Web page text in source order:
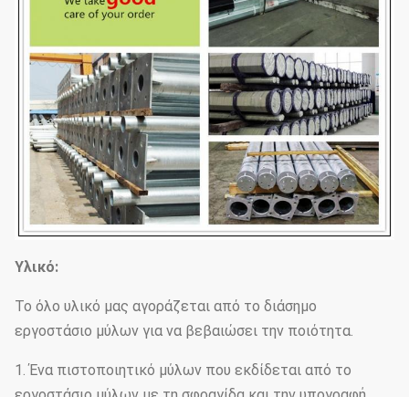
παραγωγής
(διαμήκες)
→DimensionCuttingj Rew ελέγχει ότι
→Flange το →Calibration →
διάτρυσης συγκόλλησης
→HoleDeburr το →Galvanization ή κονιοποιεί το
επίστρωμα, χρωματίζοντας τα→Packages
→Recalibration →Thread
Συσκευασίες
Οι πόλοι μας ως κανονική κάλυψη από το δέμα χαλιών ή
αχύρου στην κορυφή και το κατώτατο σημείο, εν πάση
περιπτώσει μπορούν επίσης ακολουθώντας από τον πελάτη
που απαιτείται, κάθε 40HC ή OT μπορεί φορτώνοντας πόσα
PC υπολογισμός θα βασίσουν στην προδιαγραφή και τα
στοιχεία πελατών πραγματικά.
Υλικό:
Το όλο υλικό μας αγοράζεται από το διάσημο
εργοστάσιο μύλων για να βεβαιώσει την ποιότητα.
1. Ένα πιστοποιητικό μύλων που εκδίδεται από το